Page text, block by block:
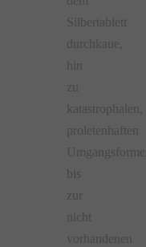
Silbertablett
durchkaue,
zu
katastrophalen,
proletenhaften
Umgangsformen
bis
zur
nicht
vorhandenen